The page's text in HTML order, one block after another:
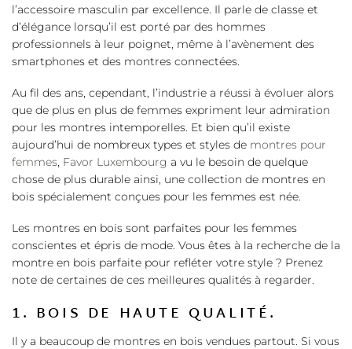
l’accessoire masculin par excellence. Il parle de classe et
d’élégance lorsqu’il est porté par des hommes
professionnels à leur poignet, même à l’avènement des
smartphones et des montres connectées.
Au fil des ans, cependant, l’industrie a réussi à évoluer alors
que de plus en plus de femmes expriment leur admiration
pour les montres intemporelles. Et bien qu’il existe
aujourd’hui de nombreux types et styles de montres pour
femmes, Favor Luxembourg a vu le besoin de quelque
chose de plus durable ainsi, une collection de montres en
bois spécialement conçues pour les femmes est née.
Les montres en bois sont parfaites pour les femmes
conscientes et épris de mode. Vous êtes à la recherche de la
montre en bois parfaite pour refléter votre style ? Prenez
note de certaines de ces meilleures qualités à regarder.
1. BOIS DE HAUTE QUALITÉ.
Il y a beaucoup de montres en bois vendues partout. Si vous